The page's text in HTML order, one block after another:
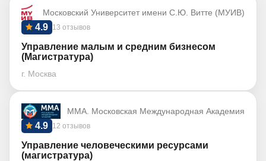
Московский Университет имени С.Ю. Витте (МУИВ)
13 отзывов
4.9
Управление малым и средним бизнесом
(Магистратура)
г. Москва
ММА. Московская Международная Академия
12 отзывов
4.9
Управление человеческими ресурсами
(магистратура)